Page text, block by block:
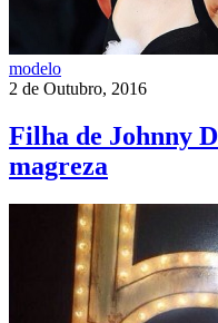
modelo
2 de Outubro, 2016
Filha de Johnny
magreza